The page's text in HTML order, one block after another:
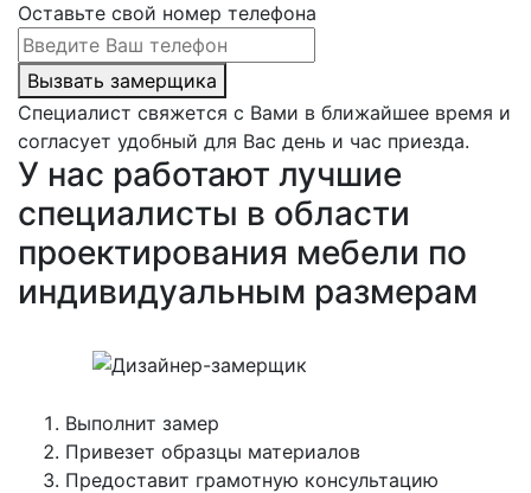
Оставьте свой номер телефона
Вызвать замерщика
Специалист свяжется с Вами в ближайшее время и
согласует удобный для Вас день и час приезда.
У нас работают лучшие
специалисты в области
проектирования мебели по
индивидуальным размерам
Выполнит замер
Привезет образцы материалов
Предоставит грамотную консультацию